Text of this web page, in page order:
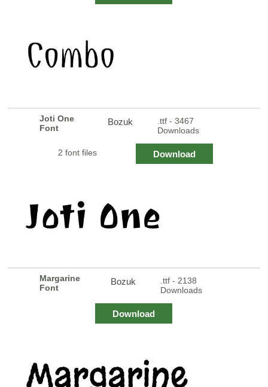
Joti One
Font
Bozuk
.ttf - 3467
Downloads
2 font files Download
Margarine
Font
Bozuk
.ttf - 2138
Downloads
Download